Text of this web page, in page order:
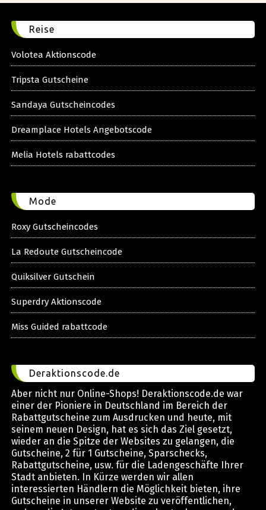
Reise
Volotea Aktionscode
Tripsta Gutscheine
Sandaya Gutscheincodes
Dreamplace Hotels Angebotscode
Melia Hotels rabattcodes
Mode
Roxy Gutscheincodes
La Redoute Gutscheincode
Quiksilver Gutschein
Superdry Aktionscode
Miss Guided rabattcode
Deraktionscode.de
Aber nicht nur Online-Shops! Deraktionscode.de war
einer der Pioniere in Deutschland im Bereich der
Rabattgutscheine zum Ausdrucken und heute, mit
seinem neuen Design, hat es sich das Ziel gesetzt,
wieder an die Spitze der Websites zu gelangen, die
Gutscheine, 2 für 1 Gutscheine, Sparschecks,
Rabattgutscheine, usw. für die Ladengeschäfte Ihrer
Stadt anbieten. In Kürze werden wir allen
interessierten Händlern die Möglichkeit bieten, ihre
Gutscheine in unserer Website zu veröffentlichen,